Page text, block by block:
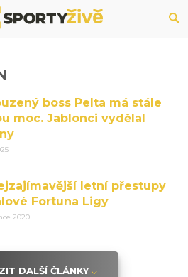
boss Pelta má stále
moc. Jablonci vydělal
letní přestupy
Fortuna Ligy
2020
DALŠÍ ČLÁNKY